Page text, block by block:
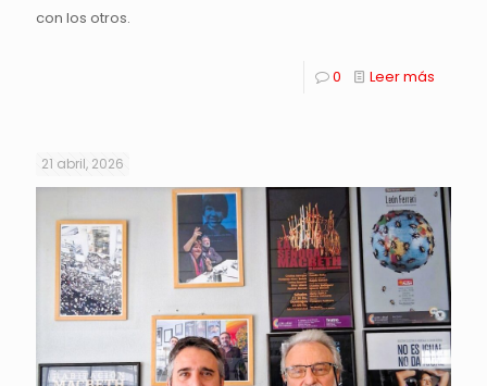
con los otros.
0 Leer más
21 abril, 2026